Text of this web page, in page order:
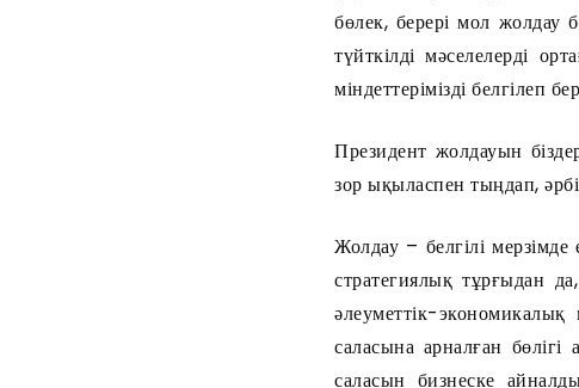
бөлек, берері мол жолдау
түйткілді мәселелерді
міндеттерімізді белгілеп
Президент жолдауын
зор ықыласпен тыңдап,
Жолдау – белгілі мерзімде
стратегиялық тұрғыдан
әлеуметтік-
саласына арналған
саласын бизнеске